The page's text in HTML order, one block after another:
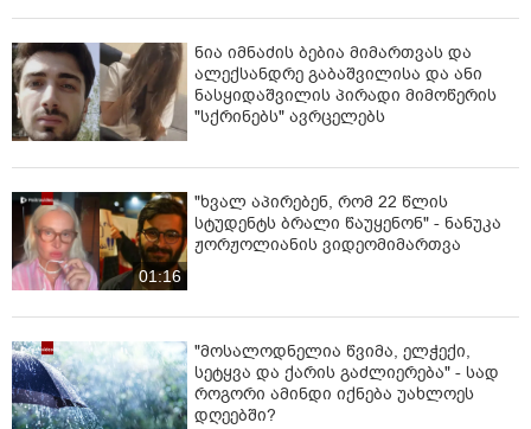
ნია იმნაძის ბებია მიმართვას და
ალექსანდრე გაბაშვილისა და ანი
ნასყიდაშვილის პირადი მიმოწერის
"სქრინებს" ავრცელებს
01:16
"ხვალ აპირებენ, რომ 22 წლის
სტუდენტს ბრალი წაუყენონ" - ნანუკა
ჟორჟოლიანის ვიდეომიმართვა
"მოსალოდნელია წვიმა, ელჭექი,
სეტყვა და ქარის გაძლიერება" - სად
როგორი ამინდი იქნება უახლოეს
დღეებში?